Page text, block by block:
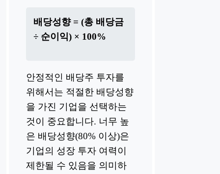
배당성향 = (총 배당금
÷ 순이익) × 100%
안정적인 배당주 투자를
위해서는 적절한 배당성향
을 가진 기업을 선택하는
것이 중요합니다. 너무 높
은 배당성향(80% 이상)은
기업의 성장 투자 여력이
제한될 수 있음을 의미하